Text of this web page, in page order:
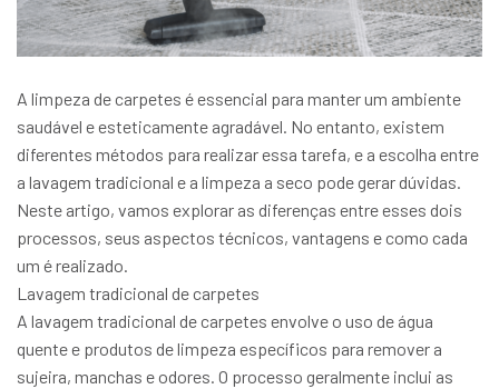
A limpeza de carpetes é essencial para manter um ambiente
saudável e esteticamente agradável. No entanto, existem
diferentes métodos para realizar essa tarefa, e a escolha entre
a lavagem tradicional e a limpeza a seco pode gerar dúvidas.
Neste artigo, vamos explorar as diferenças entre esses dois
processos, seus aspectos técnicos, vantagens e como cada
um é realizado.
Lavagem tradicional de carpetes
A lavagem tradicional de carpetes envolve o uso de água
quente e produtos de limpeza específicos para remover a
sujeira, manchas e odores. O processo geralmente inclui as